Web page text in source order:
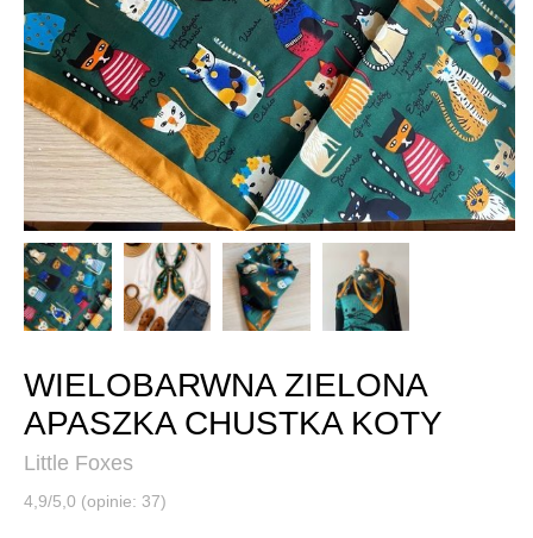
WIELOBARWNA ZIELONA
APASZKA CHUSTKA KOTY
Little Foxes
4,9/5,0 (opinie: 37)